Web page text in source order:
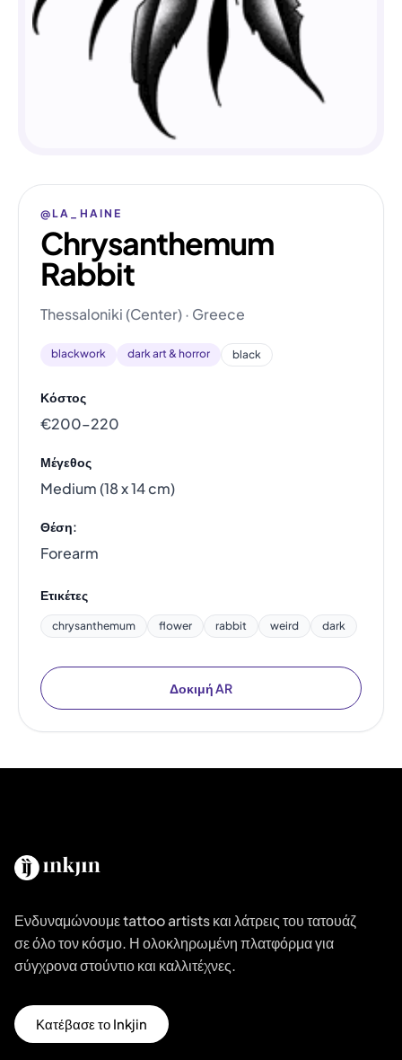
@LA_HAINE
Chrysanthemum
Rabbit
Thessaloniki (Center) · Greece
blackwork dark art & horror black
Κόστος
€200–220
Μέγεθος
Medium (18 x 14 cm)
Θέση:
Forearm
Ετικέτες
chrysanthemum flower rabbit weird dark
Δοκιμή AR
Ενδυναμώνουμε tattoo artists και λάτρεις του τατουάζ
σε όλο τον κόσμο. Η ολοκληρωμένη πλατφόρμα για
σύγχρονα στούντιο και καλλιτέχνες.
Κατέβασε το Inkjin